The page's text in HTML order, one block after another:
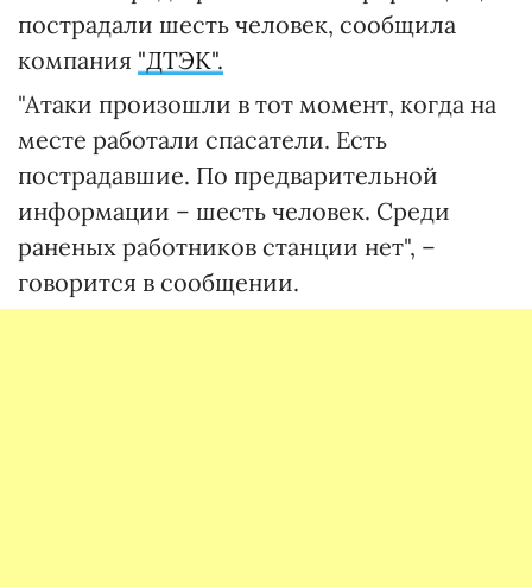
пострадали шесть человек, сообщила
компания "ДТЭК".
"Атаки произошли в тот момент, когда на
месте работали спасатели. Есть
пострадавшие. По предварительной
информации – шесть человек. Среди
раненых работников станции нет", –
говорится в сообщении.